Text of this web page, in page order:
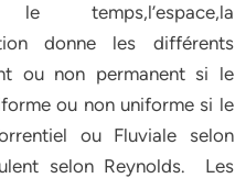
temps,l’espace,la
donne les différents
ou non permanent si le
ou non uniforme si le
ou Fluviale selon
selon Reynolds.
Les